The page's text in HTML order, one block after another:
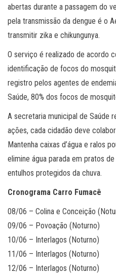
abertas durante a passagem do
pela transmissão da dengue é o
transmitir zika e chikungunya.
O serviço é realizado de acordo
identificação de focos do
registro pelos agentes de
Saúde, 80% dos focos de
A secretaria municipal de Saúde
ações, cada cidadão deve
Mantenha caixas d’água e ralos
elimine água parada em pratos
entulhos protegidos da chuva.
Cronograma Carro Fumacê
08/06 – Colina e Conceição
09/06 – Povoação (Noturno)
10/06 – Interlagos (Noturno)
11/06 – Interlagos (Noturno)
12/06 – Interlagos (Noturno)